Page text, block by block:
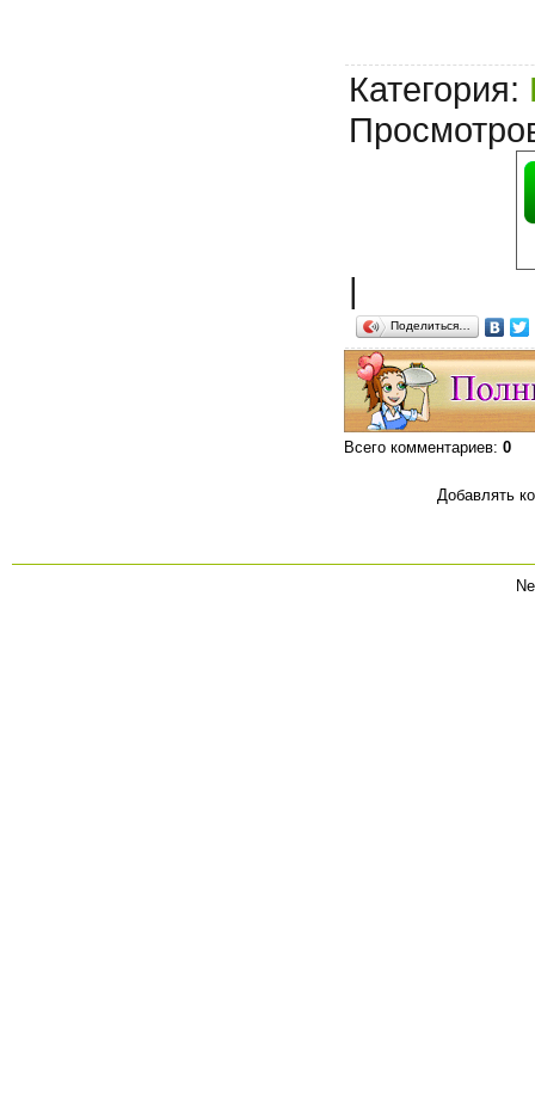
Категория:
|
Поделиться…
Всего комментариев: 0
Добавлять